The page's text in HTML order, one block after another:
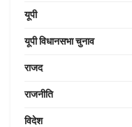
यूपी
यूपी विधानसभा चुनाव
राजद
राजनीति
विदेश